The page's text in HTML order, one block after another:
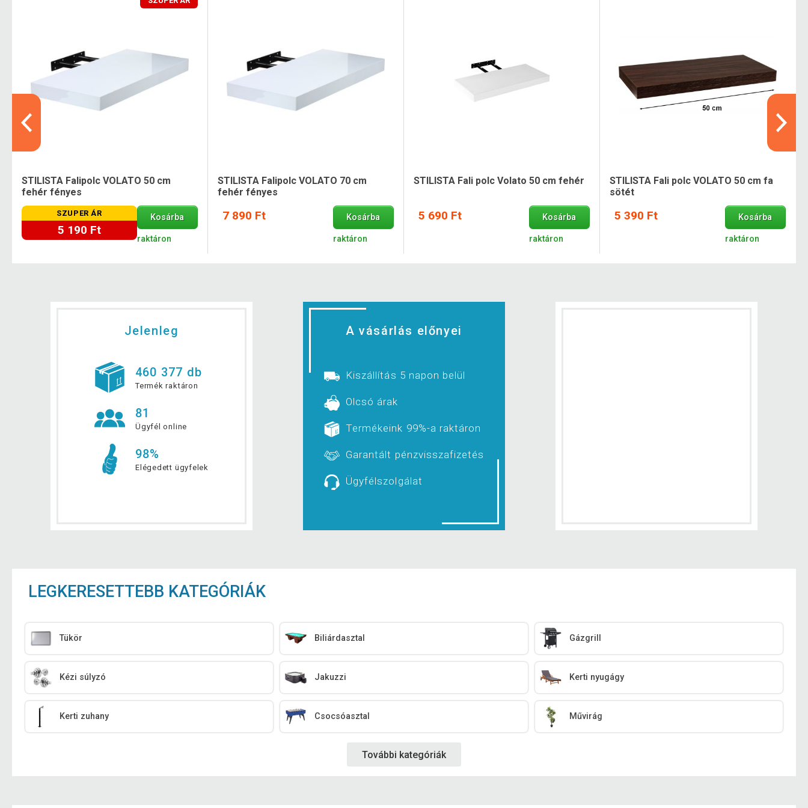
STILISTA Falipolc VOLATO 50 cm
fehér fényes
SZUPER ÁR
5 190 Ft
Kosárba
raktáron
STILISTA Falipolc VOLATO 70 cm
fehér fényes
7 890 Ft Kosárba
raktáron
STILISTA Fali polc Volato 50 cm fehér
5 690 Ft Kosárba
raktáron
STILISTA Fali polc VOLATO 50 cm fa
sötét
5 390 Ft Kosárba
raktáron
Jelenleg
460 377 db
Termék raktáron
81
Ügyfél online
98%
Elégedett ügyfelek
A vásárlás előnyei
Kiszállítás 5 napon belül
Olcsó árak
Termékeink 99%-a raktáron
Garantált pénzvisszafizetés
Ügyfélszolgálat
LEGKERESETTEBB KATEGÓRIÁK
Tükör Biliárdasztal Gázgrill
Kézi súlyzó Jakuzzi Kerti nyugágy
Kerti zuhany Csocsóasztal Művirág
További kategóriák